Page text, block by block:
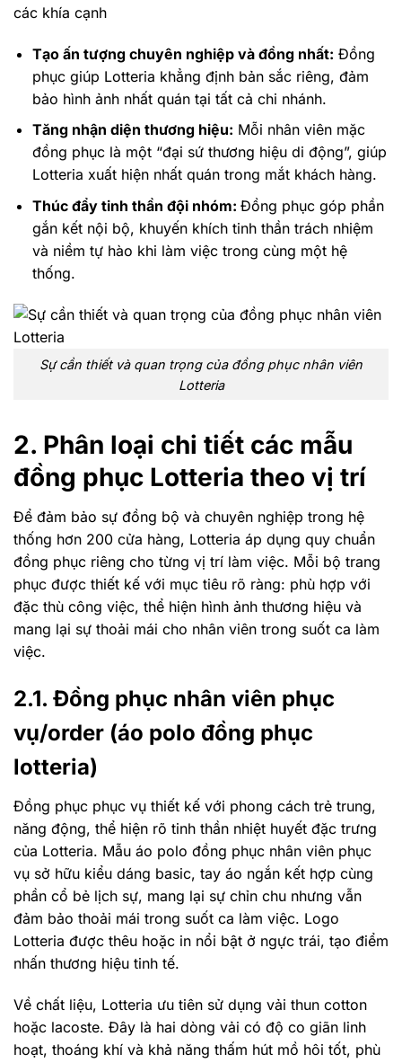
các khía cạnh
Tạo ấn tượng chuyên nghiệp và đồng nhất: Đồng
phục giúp Lotteria khẳng định bản sắc riêng, đảm
bảo hình ảnh nhất quán tại tất cả chi nhánh.
Tăng nhận diện thương hiệu: Mỗi nhân viên mặc
đồng phục là một “đại sứ thương hiệu di động”, giúp
Lotteria xuất hiện nhất quán trong mắt khách hàng.
Thúc đẩy tinh thần đội nhóm: Đồng phục góp phần
gắn kết nội bộ, khuyến khích tinh thần trách nhiệm
và niềm tự hào khi làm việc trong cùng một hệ
thống.
Sự cần thiết và quan trọng của đồng phục nhân viên
Lotteria
2. Phân loại chi tiết các mẫu
đồng phục Lotteria theo vị trí
Để đảm bảo sự đồng bộ và chuyên nghiệp trong hệ
thống hơn 200 cửa hàng, Lotteria áp dụng quy chuẩn
đồng phục riêng cho từng vị trí làm việc. Mỗi bộ trang
phục được thiết kế với mục tiêu rõ ràng: phù hợp với
đặc thù công việc, thể hiện hình ảnh thương hiệu và
mang lại sự thoải mái cho nhân viên trong suốt ca làm
việc.
2.1. Đồng phục nhân viên phục
vụ/order (áo polo đồng phục
lotteria)
Đồng phục phục vụ thiết kế với phong cách trẻ trung,
năng động, thể hiện rõ tinh thần nhiệt huyết đặc trưng
của Lotteria. Mẫu áo polo đồng phục nhân viên phục
vụ sở hữu kiểu dáng basic, tay áo ngắn kết hợp cùng
phần cổ bẻ lịch sự, mang lại sự chỉn chu nhưng vẫn
đảm bảo thoải mái trong suốt ca làm việc. Logo
Lotteria được thêu hoặc in nổi bật ở ngực trái, tạo điểm
nhấn thương hiệu tinh tế.
Về chất liệu, Lotteria ưu tiên sử dụng vải thun cotton
hoặc lacoste. Đây là hai dòng vải có độ co giãn linh
hoạt, thoáng khí và khả năng thấm hút mồ hôi tốt, phù